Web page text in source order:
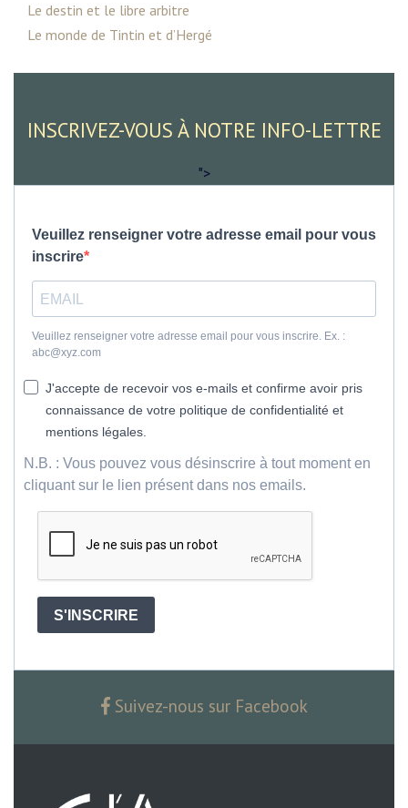
Le destin et le libre arbitre
Le monde de Tintin et d’Hergé
INSCRIVEZ-VOUS À NOTRE INFO-LETTRE
">
Veuillez renseigner votre adresse email pour vous
inscrire
Veuillez renseigner votre adresse email pour vous inscrire. Ex. :
abc@xyz.com
J'accepte de recevoir vos e-mails et confirme avoir pris
connaissance de votre politique de confidentialité et
mentions légales.
N.B. : Vous pouvez vous désinscrire à tout moment en
cliquant sur le lien présent dans nos emails.
S'INSCRIRE
Suivez-nous sur Facebook